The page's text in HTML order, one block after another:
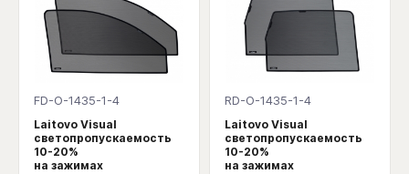
FD-O-1435-1-4
Laitovo Visual
светопропускаемость
10-20%
на зажимах
RD-O-1435-1-4
Laitovo Visual
светопропускаемость
10-20%
на зажимах